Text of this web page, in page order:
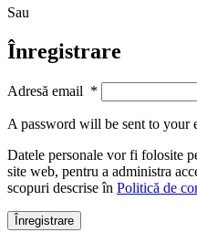
Sau
Înregistrare
Adresă email *
A password will be sent to your
Datele personale vor fi folosite
site web, pentru a administra
scopuri descrise în Politică de
Înregistrare